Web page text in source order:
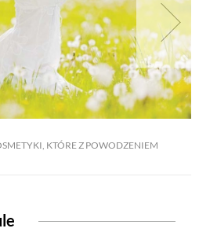
KTÓRE Z POWODZENIEM
W DOMU
OGRODU